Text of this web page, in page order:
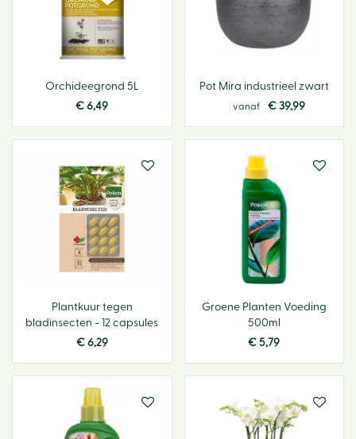
Orchideegrond 5L
€ 6,49
Pot Mira industrieel zwart
vanaf € 39,99
Plantkuur tegen
bladinsecten - 12 capsules
€ 6,29
Groene Planten Voeding
500ml
€ 5,79